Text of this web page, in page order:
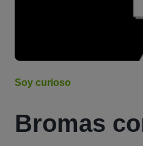
Soy curioso
Bromas